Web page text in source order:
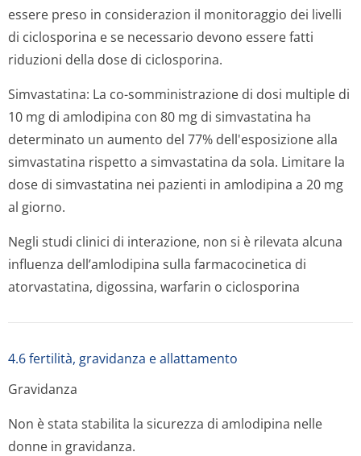
essere preso in considerazion il monitoraggio dei livelli
di ciclosporina e se necessario devono essere fatti
riduzioni della dose di ciclosporina.
Simvastatina: La co-somministrazione di dosi multiple di
10 mg di amlodipina con 80 mg di simvastatina ha
determinato un aumento del 77% dell'esposizione alla
simvastatina rispetto a simvastatina da sola. Limitare la
dose di simvastatina nei pazienti in amlodipina a 20 mg
al giorno.
Negli studi clinici di interazione, non si è rilevata alcuna
influenza dell’amlodipina sulla farmacocinetica di
atorvastatina, digossina, warfarin o ciclosporina
4.6 fertilità, gravidanza e allattamento
Gravidanza
Non è stata stabilita la sicurezza di amlodipina nelle
donne in gravidanza.